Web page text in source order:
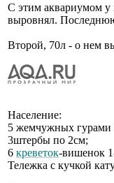
С этим аквариумом у
выровнял.
Второй, 70л - о нем
Население:
5 жемчужных гурами
3штербы по 2см;
6 креветок-вишенок
Тележка с кучкой